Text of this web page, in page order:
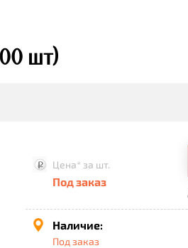
шт)
Цена* за шт.
Под заказ
Наличие:
Под заказ